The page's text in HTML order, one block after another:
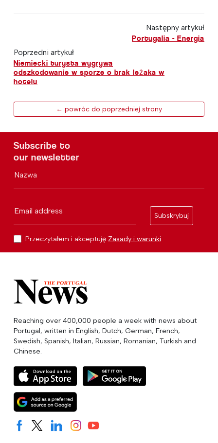
Następny artykuł
Portugalia - Energia
Poprzedni artykuł
Niemiecki turysta wygrywa
odszkodowanie w sporze o brak leżaka w
hotelu
← powróc do poprzedniej strony
Subscribe to
our newsletter
Nazwa
Email address
Subskrybuj
Przeczytałem i akceptuję Zasady i warunki
Reaching over 400,000 people a week with news about
Portugal, written in English, Dutch, German, French,
Swedish, Spanish, Italian, Russian, Romanian, Turkish and
Chinese.